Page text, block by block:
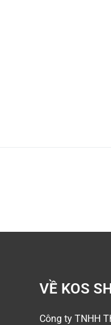
VỀ KOS
Công ty TNHH